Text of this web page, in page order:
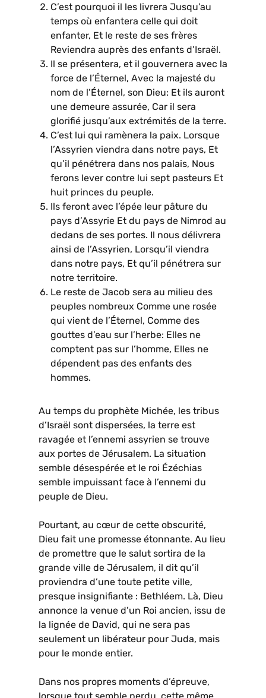
C’est pourquoi il les livrera Jusqu’au
temps où enfantera celle qui doit
enfanter, Et le reste de ses frères
Reviendra auprès des enfants d’Israël.
Il se présentera, et il gouvernera avec la
force de l’Éternel, Avec la majesté du
nom de l’Éternel, son Dieu: Et ils auront
une demeure assurée, Car il sera
glorifié jusqu’aux extrémités de la terre.
C’est lui qui ramènera la paix. Lorsque
l’Assyrien viendra dans notre pays, Et
qu’il pénétrera dans nos palais, Nous
ferons lever contre lui sept pasteurs Et
huit princes du peuple.
Ils feront avec l’épée leur pâture du
pays d’Assyrie Et du pays de Nimrod au
dedans de ses portes. Il nous délivrera
ainsi de l’Assyrien, Lorsqu’il viendra
dans notre pays, Et qu’il pénétrera sur
notre territoire.
Le reste de Jacob sera au milieu des
peuples nombreux Comme une rosée
qui vient de l’Éternel, Comme des
gouttes d’eau sur l’herbe: Elles ne
comptent pas sur l’homme, Elles ne
dépendent pas des enfants des
hommes.
Au temps du prophète Michée, les tribus
d’Israël sont dispersées, la terre est
ravagée et l’ennemi assyrien se trouve
aux portes de Jérusalem. La situation
semble désespérée et le roi Ézéchias
semble impuissant face à l’ennemi du
peuple de Dieu.
Pourtant, au cœur de cette obscurité,
Dieu fait une promesse étonnante. Au lieu
de promettre que le salut sortira de la
grande ville de Jérusalem, il dit qu’il
proviendra d’une toute petite ville,
presque insignifiante : Bethléem. Là, Dieu
annonce la venue d’un Roi ancien, issu de
la lignée de David, qui ne sera pas
seulement un libérateur pour Juda, mais
pour le monde entier.
Dans nos propres moments d’épreuve,